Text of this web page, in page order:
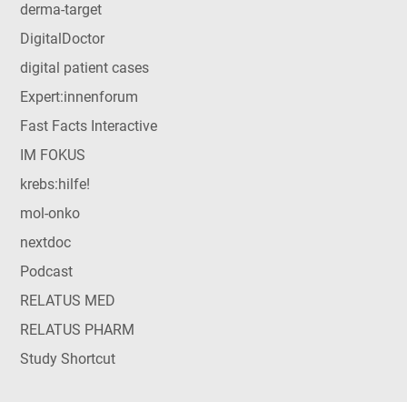
derma-target
DigitalDoctor
digital patient cases
Expert:innenforum
Fast Facts Interactive
IM FOKUS
krebs:hilfe!
mol-onko
nextdoc
Podcast
RELATUS MED
RELATUS PHARM
Study Shortcut